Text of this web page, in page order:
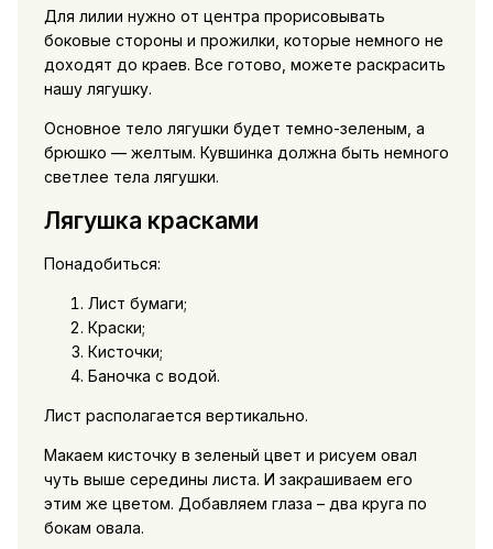
Для лилии нужно от центра прорисовывать
боковые стороны и прожилки, которые немного не
доходят до краев. Все готово, можете раскрасить
нашу лягушку.
Основное тело лягушки будет темно-зеленым, а
брюшко — желтым. Кувшинка должна быть немного
светлее тела лягушки.
Лягушка красками
Понадобиться:
Лист бумаги;
Краски;
Кисточки;
Баночка с водой.
Лист располагается вертикально.
Макаем кисточку в зеленый цвет и рисуем овал
чуть выше середины листа. И закрашиваем его
этим же цветом. Добавляем глаза – два круга по
бокам овала.